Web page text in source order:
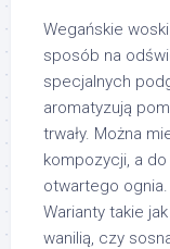
Wegańskie
sposób na
specjalnych
aromatyzują
trwały. Można
kompozycji, a
otwartego ognia.
Warianty takie
wanilią, czy